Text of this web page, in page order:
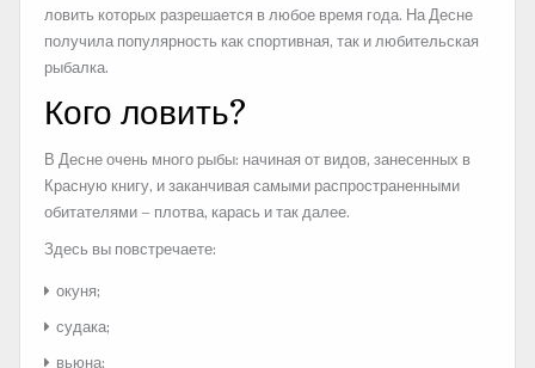
ловить которых разрешается в любое время года. На Десне
получила популярность как спортивная, так и любительская
рыбалка.
Кого ловить?
В Десне очень много рыбы: начиная от видов, занесенных в
Красную книгу, и заканчивая самыми распространенными
обитателями – плотва, карась и так далее.
Здесь вы повстречаете:
окуня;
судака;
вьюна;